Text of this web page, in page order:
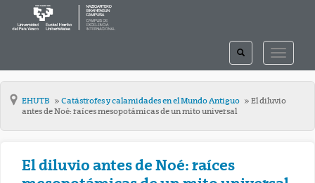
TOGGLE
TOGGLE
SEARCH
EHUTB Catástrofes y calamidades en el Mundo Antiguo
El diluvio
antes de Noé: raíces mesopotámicas de un mito universal
El diluvio antes de Noé: raíces